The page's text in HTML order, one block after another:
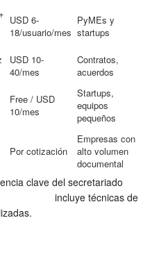
USD 6-
18/usuario/mes
PyMEs y
startups
USD 10-
40/mes
Contratos,
acuerdos
Free / USD
10/mes
Startups,
equipos
pequeños
Por cotización
Empresas con
alto volumen
documental
clave del secretariado
incluye técnicas de